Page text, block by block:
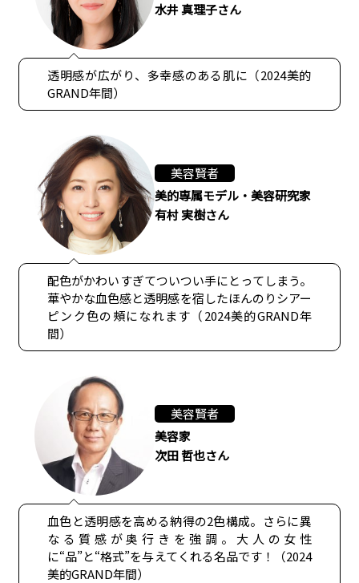
水井 真理子さん
透明感が広がり、多幸感のある肌に（2024美的
GRAND年間）
美容賢者
美的専属モデル・美容研究家
有村 実樹さん
配色がかわいすぎてついつい手にとってしまう。
華やかな血色感と透明感を宿したほんのりシアー
ピンク色の頰になれます（2024美的GRAND年
間）
美容賢者
美容家
次田 哲也さん
血色と透明感を高める納得の2色構成。さらに異
なる質感が奥行きを強調。大人の女性
に“品”と“格式”を与えてくれる名品です！（2024
美的GRAND年間）